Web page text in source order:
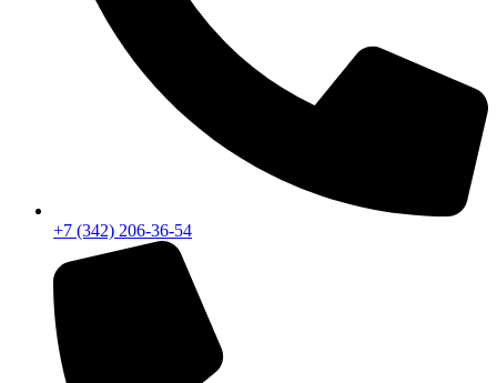
+7 (342) 206-36-54